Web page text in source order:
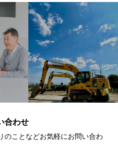
合わせ
のことなどお気軽にお問い合わ